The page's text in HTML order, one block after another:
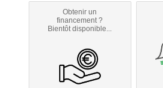
Obtenir un
financement ?
Bientôt disponible...